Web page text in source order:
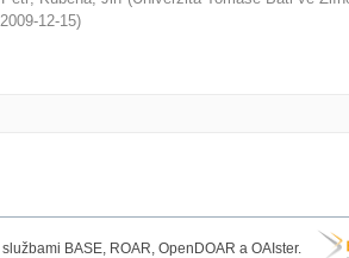
2009-12-15)
BASE, ROAR, OpenDOAR a OAIster.